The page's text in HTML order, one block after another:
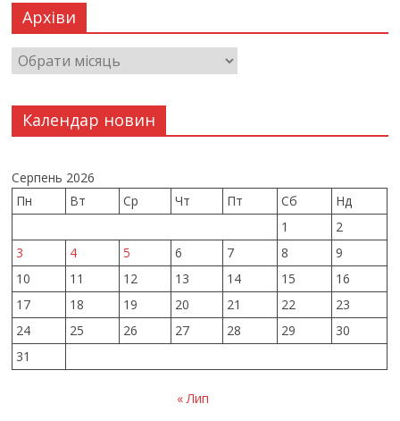
Архіви
Календар новин
Серпень 2026
Пн
Вт Ср Чт Пт Сб
Нд
1
2
3
4 5 6 7 8
9
10
11 12 13 14 15
16
17
18 19 20 21 22
23
24
25 26 27 28 29
30
31
« Лип